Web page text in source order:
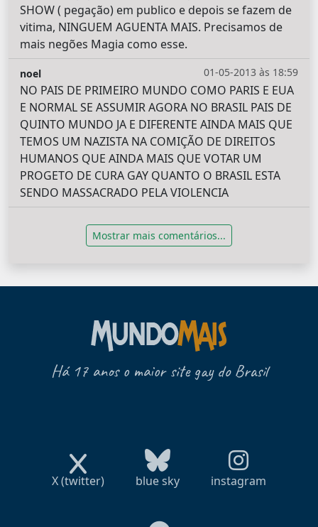
SHOW ( pegação) em publico e depois se fazem de
vitima, NINGUEM AGUENTA MAIS. Precisamos de
mais negões Magia como esse.
01-05-2013 às 18:59
noel
NO PAIS DE PRIMEIRO MUNDO COMO PARIS E EUA
E NORMAL SE ASSUMIR AGORA NO BRASIL PAIS DE
QUINTO MUNDO JA E DIFERENTE AINDA MAIS QUE
TEMOS UM NAZISTA NA COMIÇÃO DE DIREITOS
HUMANOS QUE AINDA MAIS QUE VOTAR UM
PROGETO DE CURA GAY QUANTO O BRASIL ESTA
SENDO MASSACRADO PELA VIOLENCIA
Mostrar mais comentários...
Há 17 anos o maior site gay do Brasil
X (twitter) blue sky instagram